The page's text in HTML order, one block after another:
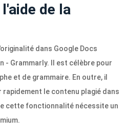
de la
dans Google Docs
- Grammarly. Il est célèbre pour
et de grammaire. En outre, il
le contenu plagié dans
cette fonctionnalité nécessite un